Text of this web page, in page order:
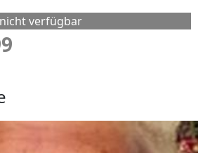
nicht verfügbar